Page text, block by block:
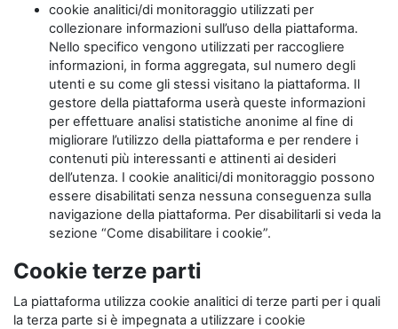
cookie analitici/di monitoraggio utilizzati per
collezionare informazioni sull’uso della piattaforma.
Nello specifico vengono utilizzati per raccogliere
informazioni, in forma aggregata, sul numero degli
utenti e su come gli stessi visitano la piattaforma. Il
gestore della piattaforma userà queste informazioni
per effettuare analisi statistiche anonime al fine di
migliorare l’utilizzo della piattaforma e per rendere i
contenuti più interessanti e attinenti ai desideri
dell’utenza. I cookie analitici/di monitoraggio possono
essere disabilitati senza nessuna conseguenza sulla
navigazione della piattaforma. Per disabilitarli si veda la
sezione “Come disabilitare i cookie”.
Cookie terze parti
La piattaforma utilizza cookie analitici di terze parti per i quali
la terza parte si è impegnata a utilizzare i cookie